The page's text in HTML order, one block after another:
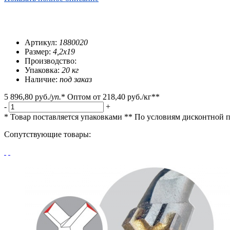
Артикул: 1880020
Размер: 4,2х19
Производство:
Упаковка: 20 кг
Наличие: под заказ
5 896,80 руб./уп.* Оптом от 218,40 руб./кг**
-
+
* Товар поставляется упаковками ** По условиям дисконтной
Сопутствующие товары: